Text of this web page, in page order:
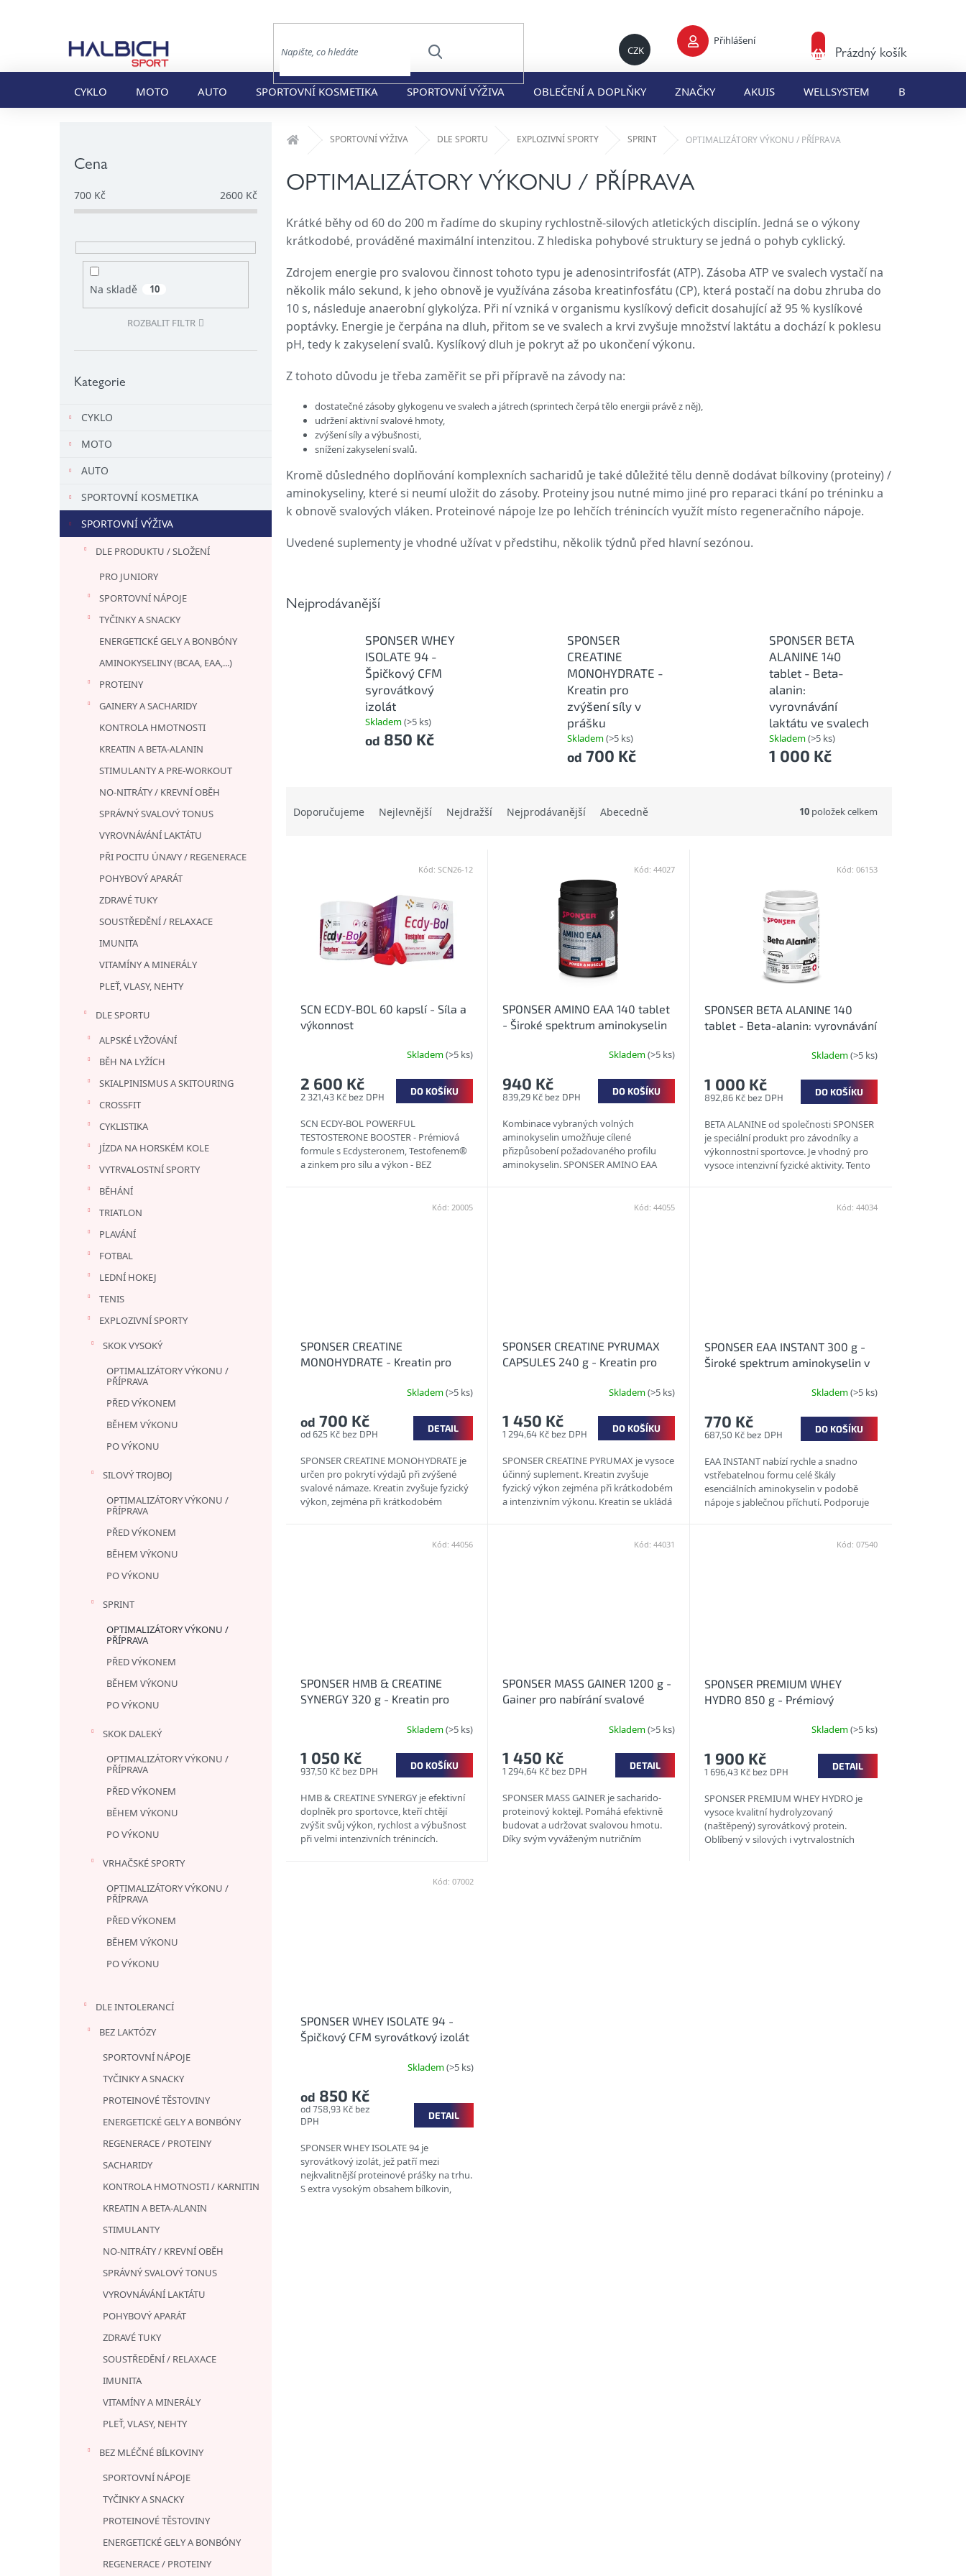
CZK
Přihlášení
HLEDAT
Nákupní
košík
Prázdný košík
CYKLO MOTO AUTO SPORTOVNÍ KOSMETIKA SPORTOVNÍ VÝŽIVA OBLEČENÍ A DOPLŇKY ZNAČKY AKUIS WELLSYSTEM BLOG
Cena
700 Kč 2600 Kč
Na skladě 10
ROZBALIT FILTR
kategorie
Kategorie
CYKLO
MOTO
AUTO
SPORTOVNÍ KOSMETIKA
SPORTOVNÍ VÝŽIVA
DLE PRODUKTU / SLOŽENÍ
PRO JUNIORY
SPORTOVNÍ NÁPOJE
TYČINKY A SNACKY
ENERGETICKÉ GELY A BONBÓNY
AMINOKYSELINY (BCAA, EAA,...)
PROTEINY
GAINERY A SACHARIDY
KONTROLA HMOTNOSTI
KREATIN A BETA-ALANIN
STIMULANTY A PRE-WORKOUT
NO-NITRÁTY / KREVNÍ OBĚH
SPRÁVNÝ SVALOVÝ TONUS
VYROVNÁVÁNÍ LAKTÁTU
PŘI POCITU ÚNAVY / REGENERACE
POHYBOVÝ APARÁT
ZDRAVÉ TUKY
SOUSTŘEDĚNÍ / RELAXACE
IMUNITA
VITAMÍNY A MINERÁLY
PLEŤ, VLASY, NEHTY
DLE SPORTU
ALPSKÉ LYŽOVÁNÍ
BĚH NA LYŽÍCH
SKIALPINISMUS A SKITOURING
CROSSFIT
CYKLISTIKA
JÍZDA NA HORSKÉM KOLE
VYTRVALOSTNÍ SPORTY
BĚHÁNÍ
TRIATLON
PLAVÁNÍ
FOTBAL
LEDNÍ HOKEJ
TENIS
EXPLOZIVNÍ SPORTY
SKOK VYSOKÝ
OPTIMALIZÁTORY VÝKONU /
PŘÍPRAVA
PŘED VÝKONEM
BĚHEM VÝKONU
PO VÝKONU
SILOVÝ TROJBOJ
OPTIMALIZÁTORY VÝKONU /
PŘÍPRAVA
PŘED VÝKONEM
BĚHEM VÝKONU
PO VÝKONU
SPRINT
OPTIMALIZÁTORY VÝKONU /
PŘÍPRAVA
PŘED VÝKONEM
BĚHEM VÝKONU
PO VÝKONU
SKOK DALEKÝ
OPTIMALIZÁTORY VÝKONU /
PŘÍPRAVA
PŘED VÝKONEM
BĚHEM VÝKONU
PO VÝKONU
VRHAČSKÉ SPORTY
OPTIMALIZÁTORY VÝKONU /
PŘÍPRAVA
PŘED VÝKONEM
BĚHEM VÝKONU
PO VÝKONU
DLE INTOLERANCÍ
BEZ LAKTÓZY
SPORTOVNÍ NÁPOJE
TYČINKY A SNACKY
PROTEINOVÉ TĚSTOVINY
ENERGETICKÉ GELY A BONBÓNY
REGENERACE / PROTEINY
SACHARIDY
KONTROLA HMOTNOSTI / KARNITIN
KREATIN A BETA-ALANIN
STIMULANTY
NO-NITRÁTY / KREVNÍ OBĚH
SPRÁVNÝ SVALOVÝ TONUS
VYROVNÁVÁNÍ LAKTÁTU
POHYBOVÝ APARÁT
ZDRAVÉ TUKY
SOUSTŘEDĚNÍ / RELAXACE
IMUNITA
VITAMÍNY A MINERÁLY
PLEŤ, VLASY, NEHTY
BEZ MLÉČNÉ BÍLKOVINY
SPORTOVNÍ NÁPOJE
TYČINKY A SNACKY
PROTEINOVÉ TĚSTOVINY
ENERGETICKÉ GELY A BONBÓNY
REGENERACE / PROTEINY
Domů SPORTOVNÍ VÝŽIVA DLE SPORTU EXPLOZIVNÍ SPORTY SPRINT OPTIMALIZÁTORY VÝKONU / PŘÍPRAVA
OPTIMALIZÁTORY VÝKONU / PŘÍPRAVA
Krátké běhy od 60 do 200 m řadíme do skupiny rychlostně-silových atletických disciplín. Jedná se o výkony
krátkodobé, prováděné maximální intenzitou. Z hlediska pohybové struktury se jedná o pohyb cyklický.
Zdrojem energie pro svalovou činnost tohoto typu je adenosintrifosfát (ATP). Zásoba ATP ve svalech vystačí na
několik málo sekund, k jeho obnově je využívána zásoba kreatinfosfátu (CP), která postačí na dobu zhruba do
10 s, následuje anaerobní glykolýza. Při ní vzniká v organismu kyslíkový deficit dosahující až 95 % kyslíkové
poptávky. Energie je čerpána na dluh, přitom se ve svalech a krvi zvyšuje množství laktátu a dochází k poklesu
pH, tedy k zakyselení svalů. Kyslíkový dluh je pokryt až po ukončení výkonu.
Z tohoto důvodu je třeba zaměřit se při přípravě na závody na:
dostatečné zásoby glykogenu ve svalech a játrech (sprintech čerpá tělo energii právě z něj),
udržení aktivní svalové hmoty,
zvýšení síly a výbušnosti,
snížení zakyselení svalů.
Kromě důsledného doplňování komplexních sacharidů je také důležité tělu denně dodávat bílkoviny (proteiny) /
aminokyseliny, které si neumí uložit do zásoby. Proteiny jsou nutné mimo jiné pro reparaci tkání po tréninku a
k obnově svalových vláken. Proteinové nápoje lze po lehčích trénincích využít místo regeneračního nápoje.
Uvedené suplementy je vhodné užívat v předstihu, několik týdnů před hlavní sezónou.
Nejprodávanější
SPONSER WHEY
ISOLATE 94 -
Špičkový CFM
syrovátkový
izolát
Skladem(>5 ks)
od 850 Kč
SPONSER
CREATINE
MONOHYDRATE -
Kreatin pro
zvýšení síly v
prášku
Skladem(>5 ks)
od 700 Kč
SPONSER BETA
ALANINE 140
tablet - Beta-
alanin:
vyrovnávání
laktátu ve svalech
Skladem(>5 ks)
1 000 Kč
Doporučujeme Nejlevnější Nejdražší Nejprodávanější Abecedně 10 položek celkem
SCN ECDY-BOL 60 kapslí - Síla a
výkonnost
Skladem(>5 ks)
2 321,43 Kč bez DPH
2 600 Kč DO KOŠÍKU
SCN ECDY-BOL POWERFUL
TESTOSTERONE BOOSTER - Prémiová
formule s Ecdysteronem, Testofenem®
a zinkem pro sílu a výkon - BEZ
Kód: SCN26-12
SPONSER AMINO EAA 140 tablet
- Široké spektrum aminokyselin
Skladem(>5 ks)
839,29 Kč bez DPH
940 Kč DO KOŠÍKU
Kombinace vybraných volných
aminokyselin umožňuje cílené
přizpůsobení požadovaného profilu
aminokyselin. SPONSER AMINO EAA
Kód: 44027
SPONSER BETA ALANINE 140
tablet - Beta-alanin: vyrovnávání
Skladem(>5 ks)
892,86 Kč bez DPH
1 000 Kč DO KOŠÍKU
BETA ALANINE od společnosti SPONSER
je speciální produkt pro závodníky a
výkonnostní sportovce. Je vhodný pro
vysoce intenzivní fyzické aktivity. Tento
Kód: 06153
SPONSER CREATINE
MONOHYDRATE - Kreatin pro
Skladem(>5 ks)
od 625 Kč bez DPH
od 700 Kč DETAIL
SPONSER CREATINE MONOHYDRATE je
určen pro pokrytí výdajů při zvýšené
svalové námaze. Kreatin zvyšuje fyzický
výkon, zejména při krátkodobém
Kód: 20005
SPONSER CREATINE PYRUMAX
CAPSULES 240 g - Kreatin pro
Skladem(>5 ks)
1 294,64 Kč bez DPH
1 450 Kč DO KOŠÍKU
SPONSER CREATINE PYRUMAX je vysoce
účinný suplement. Kreatin zvyšuje
fyzický výkon zejména při krátkodobém
a intenzivním výkonu. Kreatin se ukládá
Kód: 44055
SPONSER EAA INSTANT 300 g -
Široké spektrum aminokyselin v
Skladem(>5 ks)
687,50 Kč bez DPH
770 Kč DO KOŠÍKU
EAA INSTANT nabízí rychle a snadno
vstřebatelnou formu celé škály
esenciálních aminokyselin v podobě
nápoje s jablečnou příchutí. Podporuje
Kód: 44034
SPONSER HMB & CREATINE
SYNERGY 320 g - Kreatin pro
Skladem(>5 ks)
937,50 Kč bez DPH
1 050 Kč DO KOŠÍKU
HMB & CREATINE SYNERGY je efektivní
doplněk pro sportovce, kteří chtějí
zvýšit svůj výkon, rychlost a výbušnost
při velmi intenzivních trénincích.
Kód: 44056
SPONSER MASS GAINER 1200 g -
Gainer pro nabírání svalové
Skladem(>5 ks)
1 294,64 Kč bez DPH
1 450 Kč DETAIL
SPONSER MASS GAINER je sacharido-
proteinový koktejl. Pomáhá efektivně
budovat a udržovat svalovou hmotu.
Díky svým vyváženým nutričním
Kód: 44031
SPONSER PREMIUM WHEY
HYDRO 850 g - Prémiový
Skladem(>5 ks)
1 696,43 Kč bez DPH
1 900 Kč DETAIL
SPONSER PREMIUM WHEY HYDRO je
vysoce kvalitní hydrolyzovaný
(naštěpený) syrovátkový protein.
Oblíbený v silových i vytrvalostních
Kód: 07540
SPONSER WHEY ISOLATE 94 -
Špičkový CFM syrovátkový izolát
Skladem(>5 ks)
od 758,93 Kč bez
DPH
od 850 Kč
DETAIL
SPONSER WHEY ISOLATE 94 je
syrovátkový izolát, jež patří mezi
nejkvalitnější proteinové prášky na trhu.
S extra vysokým obsahem bílkovin,
Kód: 07002